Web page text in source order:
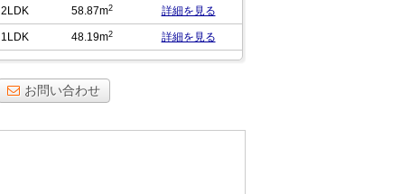
2LDK 58.87m2 詳細を見る
1LDK 48.19m2 詳細を見る
お問い合わせ